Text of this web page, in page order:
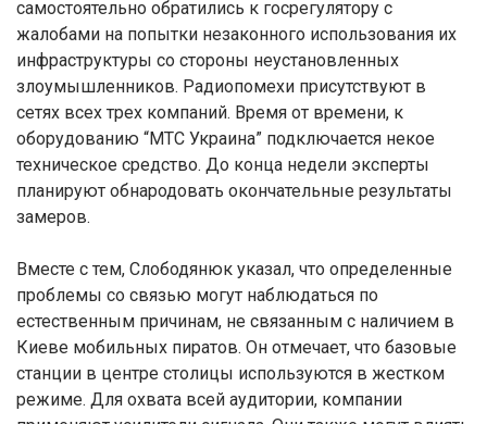
самостоятельно обратились к госрегулятору с
жалобами на попытки незаконного использования их
инфраструктуры со стороны неустановленных
злоумышленников. Радиопомехи присутствуют в
сетях всех трех компаний. Время от времени, к
оборудованию “МТС Украина” подключается некое
техническое средство. До конца недели эксперты
планируют обнародовать окончательные результаты
замеров.
Вместе с тем, Слободянюк указал, что определенные
проблемы со связью могут наблюдаться по
естественным причинам, не связанным с наличием в
Киеве мобильных пиратов. Он отмечает, что базовые
станции в центре столицы используются в жестком
режиме. Для охвата всей аудитории, компании